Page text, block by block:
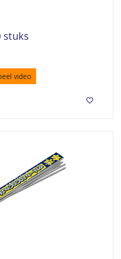
stuks
video